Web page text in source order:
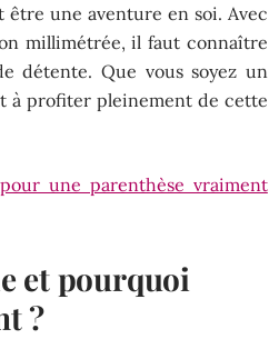
une aventure en soi. Avec
millimétrée, il faut connaître
détente. Que vous soyez un
à profiter pleinement de cette
une parenthèse vraiment
et pourquoi
?